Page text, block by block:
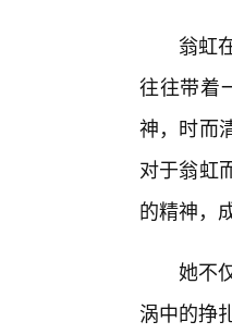
翁虹
往往带着
神，时而
对于翁虹
的精神，
她不
涡中的挣